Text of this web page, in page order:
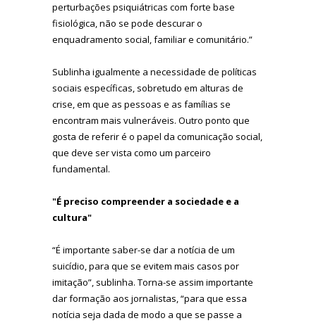
perturbações psiquiátricas com forte base
fisiológica, não se pode descurar o
enquadramento social, familiar e comunitário.”
Sublinha igualmente a necessidade de políticas
sociais específicas, sobretudo em alturas de
crise, em que as pessoas e as famílias se
encontram mais vulneráveis. Outro ponto que
gosta de referir é o papel da comunicação social,
que deve ser vista como um parceiro
fundamental.
"É preciso compreender a sociedade e a
cultura"
“É importante saber-se dar a notícia de um
suicídio, para que se evitem mais casos por
imitação”, sublinha. Torna-se assim importante
dar formação aos jornalistas, “para que essa
notícia seja dada de modo a que se passe a